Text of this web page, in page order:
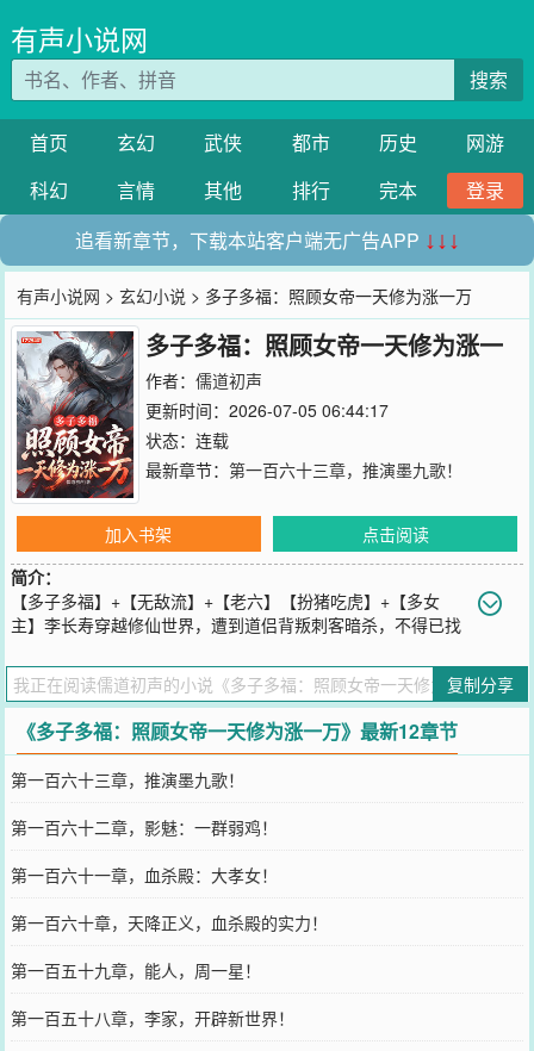
有声小说网
搜索
首页 玄幻 武侠 都市 历史
网游
科幻
言情 其他 排行 完本
登录
追看新章节，下载本站客户端无广告APP ↓↓↓
有声小说网 >玄幻小说 > 多子多福：照顾女帝一天修为涨一万
多子多福：照顾女帝一天修为涨一
万
作者： 儒道初声
更新时间：2026-07-05 06:44:17
状态：连载
最新章节： 第一百六十三章，推演墨九歌！
加入书架
点击阅读
简介：
【多子多福】+【无敌流】+【老六】【扮猪吃虎】+【多女
主】李长寿穿越修仙世界，遭到道侣背叛刺客暗杀，不得已找
幽香，一名仙女从天而降。“这是中淫毒了？”正当李长寿一脸懵的时
候，耳边响起了机械音，眼前多出了三天逆选项，挥刀自宫让她痛失
良鸡、让妖兽给她解毒、这两个选项看的李长寿倒吸了口凉气，好在
系统有点良心，主动献身为她解毒，开启多子多福系统，开枝散叶，
寻找道侣开启变强之路！
您要是觉得《多子多福：照顾女帝一天修为涨一万
要忘记向您QQ群和微博微信里的朋友推荐哦！
复制分享
《多子多福：照顾女帝一天修为涨一万》最新12章节
第一百六十三章，推演墨九歌！
第一百六十二章，影魅：一群弱鸡！
第一百六十一章，血杀殿：大孝女！
第一百六十章，天降正义，血杀殿的实力！
第一百五十九章，能人，周一星！
第一百五十八章，李家，开辟新世界！